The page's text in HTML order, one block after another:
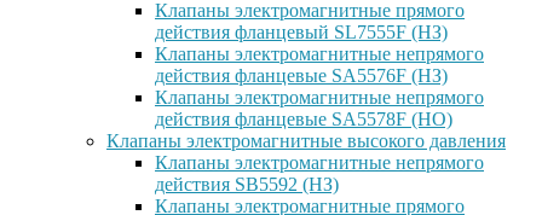
Клапаны электромагнитные прямого
действия фланцевый SL7555F (НЗ)
Клапаны электромагнитные непрямого
действия фланцевые SA5576F (НЗ)
Клапаны электромагнитные непрямого
действия фланцевые SA5578F (НО)
Клапаны электромагнитные высокого давления
Клапаны электромагнитные непрямого
действия SB5592 (НЗ)
Клапаны электромагнитные прямого